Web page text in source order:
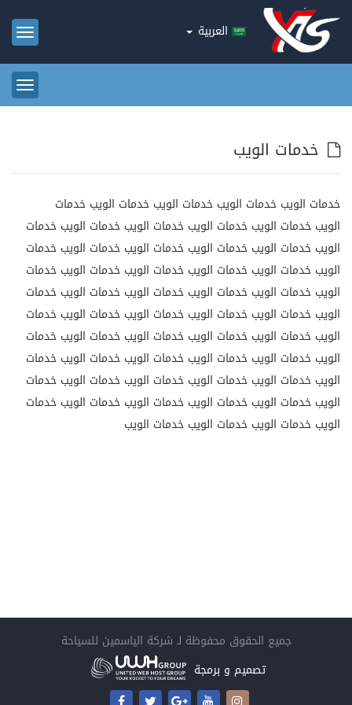
العربية
خدمات الويب
خدمات الويب خدمات الويب خدمات الويب خدمات الويب خدمات
الويب خدمات الويب خدمات الويب خدمات الويب خدمات الويب خدمات
الويب خدمات الويب خدمات الويب خدمات الويب خدمات الويب خدمات
الويب خدمات الويب خدمات الويب خدمات الويب خدمات الويب خدمات
الويب خدمات الويب خدمات الويب خدمات الويب خدمات الويب خدمات
الويب خدمات الويب خدمات الويب خدمات الويب خدمات الويب خدمات
الويب خدمات الويب خدمات الويب خدمات الويب خدمات الويب خدمات
الويب خدمات الويب خدمات الويب خدمات الويب خدمات الويب خدمات
الويب خدمات الويب خدمات الويب خدمات الويب خدمات الويب خدمات
الويب خدمات الويب خدمات الويب خدمات الويب خدمات الويب خدمات
الويب خدمات الويب خدمات الويب خدمات الويب
جميع الحقوق محفوظة لـ شركة الياسمين للسياحة
تصميم و برمجة